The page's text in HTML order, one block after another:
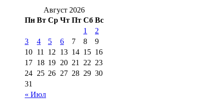
Август 2026
Пн Вт Ср Чт Пт Сб Вс
« Июл
1
2
3
4 5 6 7 8
9
10 11 12 13 14 15 16
17 18 19 20 21 22 23
24 25 26 27 28 29 30
31